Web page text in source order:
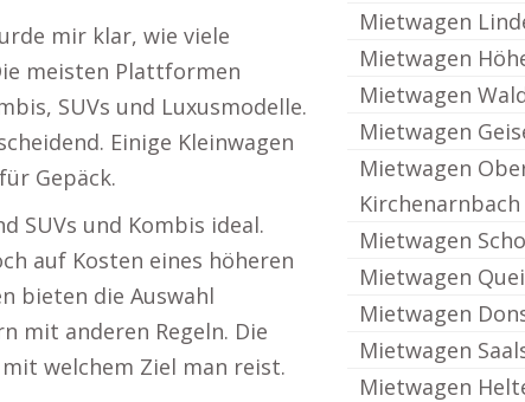
mir klar, wie viele
meisten Plattformen
SUVs und Luxusmodelle.
Einige Kleinwagen
Gepäck.
SUVs und Kombis ideal.
auf Kosten eines höheren
bieten die Auswahl
mit anderen Regeln. Die
welchem Ziel man reist.
Mietwagen
Mietwagen
Mietwagen
Mietwagen
Mietwagen
Kirchenarnbach
Mietwagen
Mietwagen
Mietwagen
Mietwagen
Mietwagen